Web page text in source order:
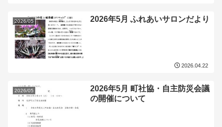
2026/05 2026年5月 ふれあいサロンだより
2026.04.22
2026/05
2026年5月 町社協・自主防災会議
の開催について